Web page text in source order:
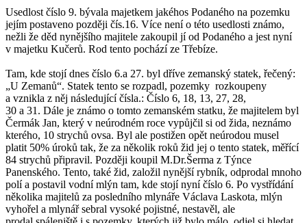
Usedlost číslo 9. bývala majetkem jakéhos Podaného na pozemku
jejím postaveno později čís.16. Více není o této usedlosti známo,
nežli že děd nynějšího majitele zakoupil jí od Podaného a jest nyní
v majetku Kučerů. Rod tento pochází ze Třebíze.
Tam, kde stojí dnes číslo 6.a 27. byl dříve zemanský statek, řečený:
„U Zemanů“. Statek tento se rozpadl, pozemky rozkoupeny
a vznikla z něj následující čísla.: Číslo 6, 18, 13, 27, 28,
30 a 31. Dále je známo o tomto zemanském statku, že majitelem byl
Čermák Jan, který v neúrodném roce vypůjčil si od žida, neznámo
kterého, 10 strychů ovsa. Byl ale postižen opět neúrodou musel
platit 50% úroků tak, že za několik roků žid jej o tento statek, měřící
84 strychů připravil. Později koupil M.Dr.Šerma z Týnce
Panenského. Tento, také žid, založil nynější rybník, odprodal mnoho
polí a postavil vodní mlýn tam, kde stojí nyní číslo 6. Po vystřídání
několika majitelů za posledního mlynáře Václava Laskota, mlýn
vyhořel a mlynář sebral vysoké pojistné, nestavěl, ale